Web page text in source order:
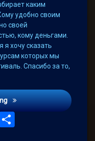
каким
удобно своим
своей
кому деньгами.
хочу сказать
которых мы
Спасибо за то,
Благодарность